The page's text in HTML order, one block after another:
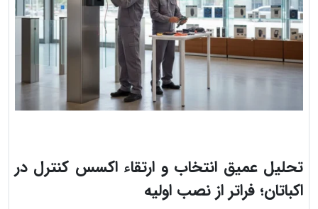
تحلیل عمیق انتخاب و ارتقاء اکسس کنترل در
اکباتان؛ فراتر از نصب اولیه